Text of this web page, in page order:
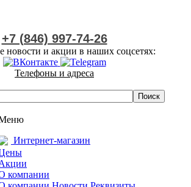
+7 (846) 997-74-26
новости и акции в наших соцсетях:
Телефоны и адреса
Интернет-магазин
компании